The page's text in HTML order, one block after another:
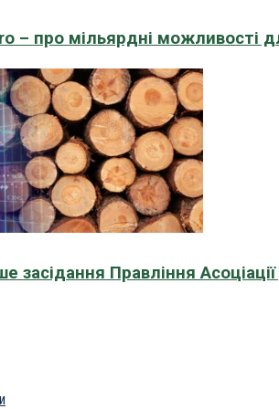
– про мільярдні можливості
засідання Правління